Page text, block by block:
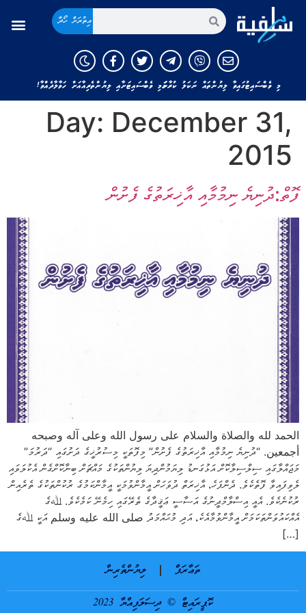
އިތުރަށް ހޯދާ
މި ވެބްސައިޓުގައިވާ ލިޔުންތައް ނަކަލު ކުރާނަމަ މި ވެބްސައިޓަށާއި ލިޔުންތެރިއާއަށް ހަވާލާދެއްވާ!
Day: December 31,
2015
ފޮތް:ދުނިޔެ ނިމުމާއި އާޚިރަތުގެ ފެށުން
الحمد لله والصلاة والسلام على رسول الله وعلى آله وصبحه
أجمعين. “ދުނިޔެ ނިމުމާއި އާޚިރަތުގެ ފެށުން” މިފޮތަކީ މިސުރުޚީގެ ދަށުގައި “ދަރުމަ”
މަޖައްލާގައި ސިލްސިލާކޮށް އަޅުގަނޑު ލިޔަމުންދިޔަ ލިޔުންތަކުގެ މައްޗަށް ބިނާކޮށްގެން އެކުލަވައި
ލެވިފައިވާ ފޮތެކެވެ. ދެންފަހެ، އާޚިރަތް ދުވަހަށް އީމާންވުމަކީ އީމާންކަމުގެ ރުކުންތަކުގެ ތެރެއިން
ރުކުނެކެވެ. އެއީ އިސްލާމްދީނުގެ އަސާސީ ޢަޤީދާގެ ތެރޭގައި ހިމެނޭ ކަމެކެވެ. ﷲގެ
އެއްކައުވަންތަކަމަށް އީމާންވުމާއެކެ، އަދި މުޙައްމަދު صلى الله عليه وسلم އަކީ ﷲގެ
[…]
ތަޢާރަފް
ލިޔުންތެރިން
ކޮޕީރައިޓް © ދިސަލަފިއްޔާ 2023